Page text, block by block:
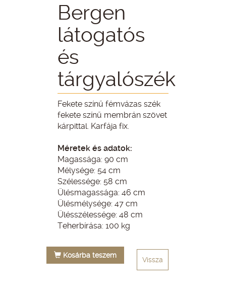
Bergen
látogatós
és
tárgyalószék
Fekete színű fémvázas szék
fekete színű membrán szövet
kárpittal. Karfája fix.
Méretek és adatok:
Magassága: 90 cm
Mélysége: 54 cm
Szélessége: 58 cm
Ülésmagassága: 46 cm
Ülésmélysége: 47 cm
Ülésszélessége: 48 cm
Teherbírása: 100 kg
Kosárba teszem
Vissza